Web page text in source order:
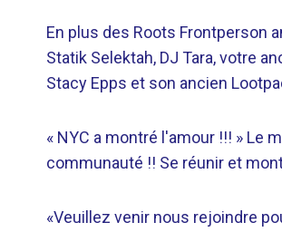
En plus des Roots Frontperson
Statik Selektah, DJ Tara, votre
Stacy Epps et son ancien
« NYC a montré l'amour !!! » Le
communauté !! Se réunir et
«Veuillez venir nous rejoindre